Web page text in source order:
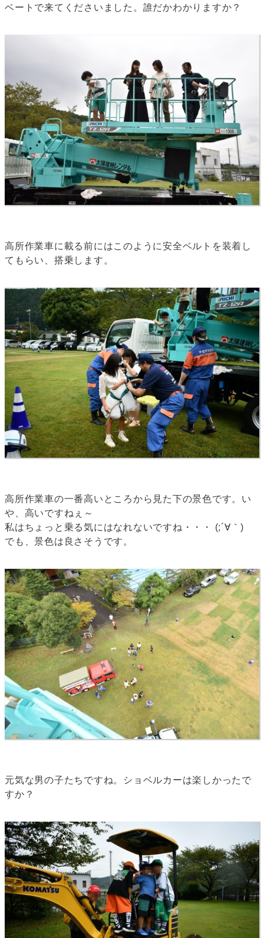
ベートで来てくださいました。誰だかわかりますか？
高所作業車に載る前にはこのように安全ベルトを装着し
てもらい、搭乗します。
高所作業車の一番高いところから見た下の景色です。い
や、高いですねぇ～
私はちょっと乗る気にはなれないですね・・・ (;´∀｀)
でも、景色は良さそうです。
元気な男の子たちですね。ショベルカーは楽しかったで
すか？